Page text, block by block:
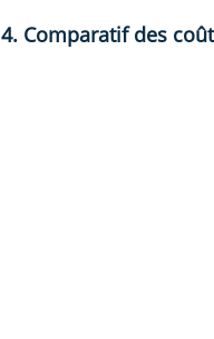
4. Comparatif des